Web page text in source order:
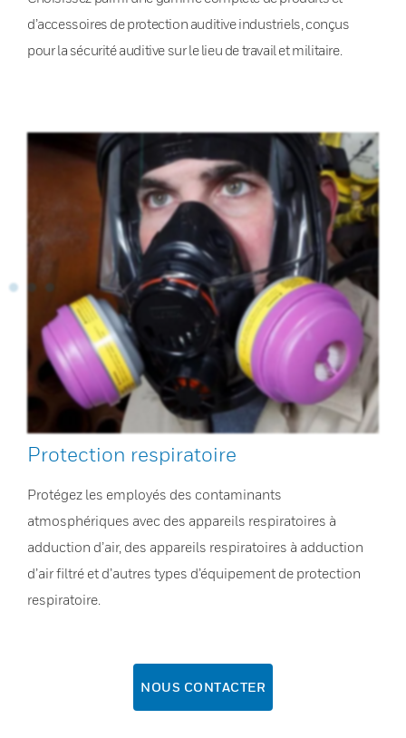
d’accessoires de protection auditive industriels, conçus
pour la sécurité auditive sur le lieu de travail et militaire.
Protection respiratoire
Protégez les employés des contaminants
atmosphériques avec des appareils respiratoires à
adduction d’air, des appareils respiratoires à adduction
d’air filtré et d’autres types d’équipement de protection
respiratoire.
NOUS CONTACTER